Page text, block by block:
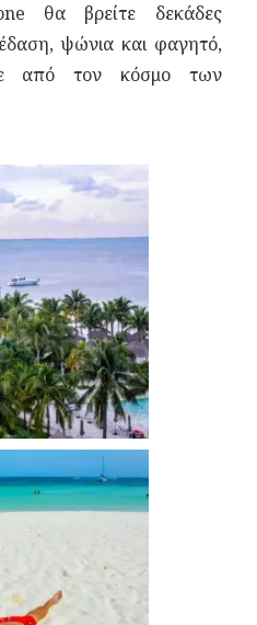
θα βρείτε δεκάδες
ψώνια και φαγητό,
από τον κόσμο των